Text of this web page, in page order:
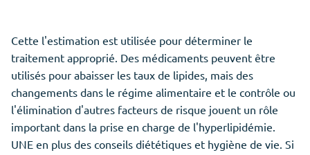
Cette l'estimation est utilisée pour déterminer le
traitement approprié. Des médicaments peuvent être
utilisés pour abaisser les taux de lipides, mais des
changements dans le régime alimentaire et le contrôle ou
l'élimination d'autres facteurs de risque jouent un rôle
important dans la prise en charge de l'hyperlipidémie.
UNE en plus des conseils diététiques et hygiène de vie. Si